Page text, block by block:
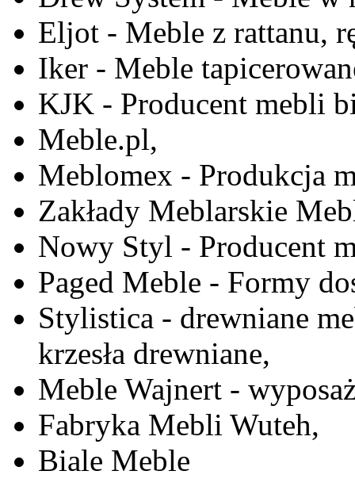
Eljot - Meble z rattanu,
Iker - Meble
KJK - Producent mebli
Meble.pl,
Meblomex - Produkcja
Zakłady Meblarskie
Nowy Styl - Producent
Paged Meble - Formy
Stylistica - drewniane
krzesła drewniane,
Meble Wajnert -
Fabryka Mebli Wuteh,
Biale Meble